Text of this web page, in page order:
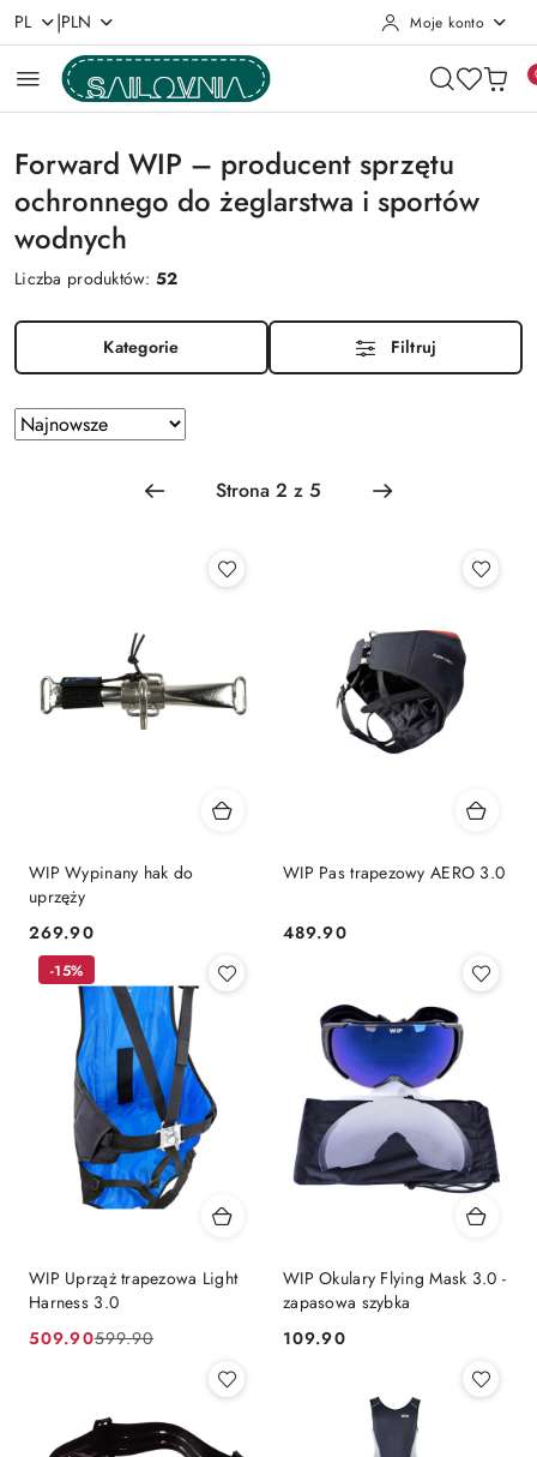
Przejdź do treści głównej
Przejdź do wyszukiwarki
Przejdź do moje konto
Przejdź do menu głównego
Przejdź do stopki
PL |PLN Moje konto
Forward WIP – producent sprzętu
ochronnego do żeglarstwa i sportów
wodnych
Liczba produktów:52
Kategorie Filtruj
Zastosowano
sortowanie:
Sortuj
według
WIP Wypinany hak do
uprzęży
Cena:
269.90
WIP Pas trapezowy AERO 3.0
Cena:
489.90
WIP Uprząż trapezowa Light
Harness 3.0
Cena
509.90
Cena
599.90
-15%
WIP Okulary Flying Mask 3.0 -
zapasowa szybka
Cena:
109.90